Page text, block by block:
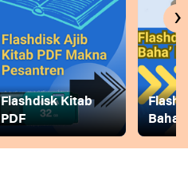
Flashdisk Kitab
PDF
Baha
›